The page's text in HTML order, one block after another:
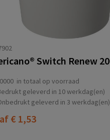
in totaal op voorraad
geleverd in 10 werkdag(en)
geleverd in 3 werkdag(en)
€ 1,53